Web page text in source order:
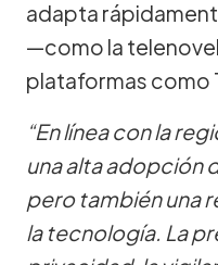
adapta
—como la
plataformas como
“En línea con la
una alta adopción
pero también una
la tecnología. La